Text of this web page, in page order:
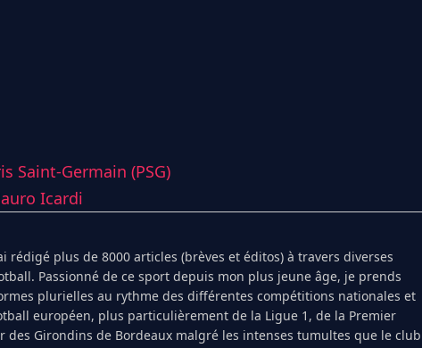
Saint-Germain (PSG)
Icardi
rédigé plus de 8000 articles (brèves et éditos) à travers diverses
Passionné de ce sport depuis mon plus jeune âge, je prends
plurielles au rythme des différentes compétitions nationales et
européen, plus particulièrement de la Ligue 1, de la Premier
des Girondins de Bordeaux malgré les intenses tumultes que le club